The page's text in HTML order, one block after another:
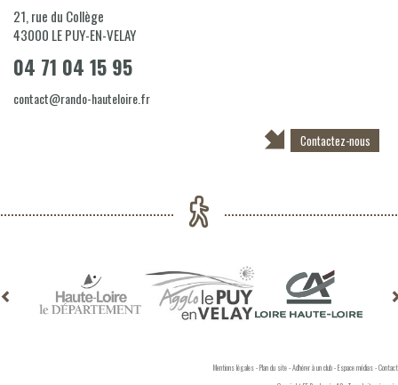
21, rue du Collège
43000 LE PUY-EN-VELAY
04 71 04 15 95
contact@rando-hauteloire.fr
Contactez-nous
Mentions légales-Plan du site-Adhérer à un club-Espace médias-Contact